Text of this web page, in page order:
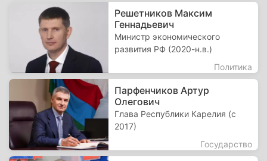
Решетников Максим
Геннадьевич
Министр экономического
развития РФ (2020-н.в.)
Политика
Парфенчиков Артур
Олегович
Глава Республики Карелия (с
2017)
Государство